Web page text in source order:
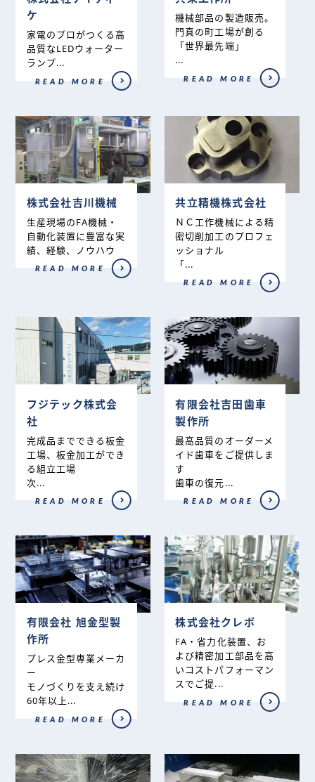
ケ
家電のプロがつくる高
品質なLEDウォーター
ランプ...
READ MORE
機械部品の製造販売。
門真の町工場が創る
「世界最先端」
...
READ MORE
株式会社吉川機械
生産現場のFA機械・
自動化装置に豊富な実
績、経験、ノウハウ
READ MORE
共立精機株式会社
ＮＣ工作機械による精
密切削加工のプロフェ
ッショナル
「...
READ MORE
フジテック株式会
社
完成品までできる板金
工場、板金加工ができ
る組立工場
次...
READ MORE
有限会社吉田歯車
製作所
最高品質のオーダーメ
イド歯車をご提供しま
す
歯車の復元...
READ MORE
有限会社 旭金型製
作所
プレス金型専業メーカ
ー
モノづくりを支え続け
60年以上...
READ MORE
株式会社クレボ
FA・省力化装置、お
よび精密加工部品を高
いコストパフォーマン
スでご提...
READ MORE